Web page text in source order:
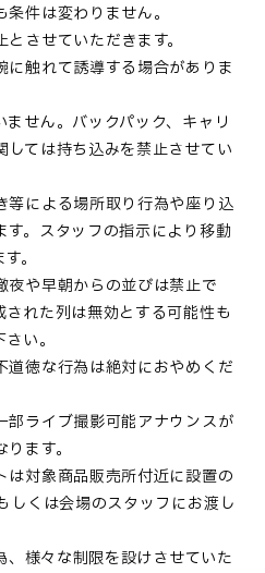
件は変わりません。
させていただきます。
触れて誘導する場合がありま
せん。バックパック、キャリ
ては持ち込みを禁止させてい
による場所取り行為や座り込
。スタッフの指示により移動
。
や早朝からの並びは禁止で
れた列は無効とする可能性も
い。
徳な行為は絶対におやめくだ
ライブ撮影可能アナウンスが
ます。
対象商品販売所付近に設置の
しくは会場のスタッフにお渡し
様々な制限を設けさせていた